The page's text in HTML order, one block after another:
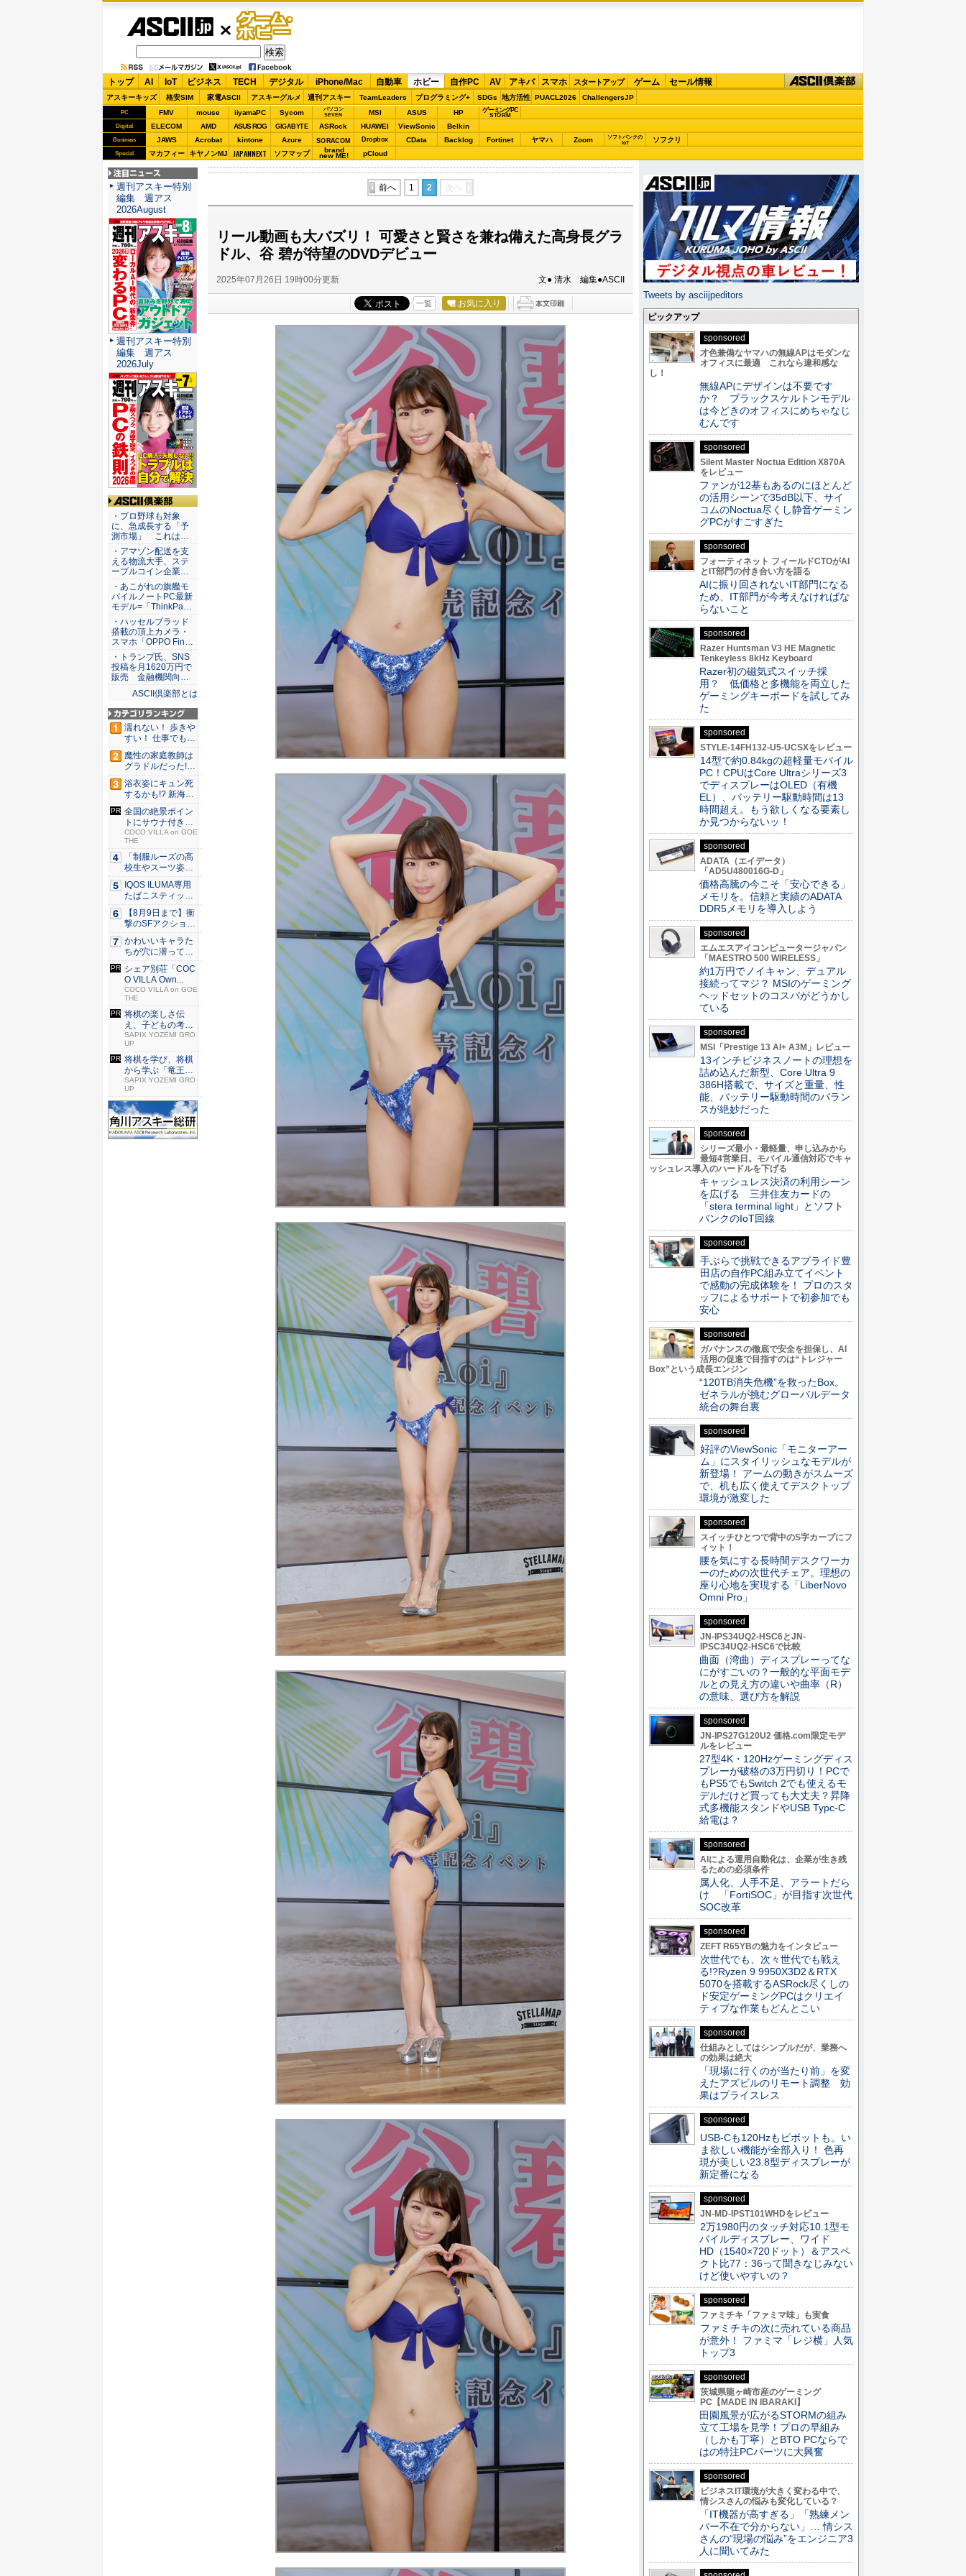
ゲーム・
ホビー
トップ AI IoT ビジネス TECH デジタル iPhone/Mac 自動車 ホビー 自作PC AV アキバ スマホ スタートアップ ゲーム セール情報
アスキーキッズ 格安SIM 家電ASCII アスキーグルメ 週刊アスキー TeamLeaders プログラミング+ SDGs 地方活性 PUACL2026 ChallengersJP
PC FMV mouse iiyamaPC Sycom
パソコン
SEVEN
MSI ASUS HP ゲーミングPC
STORM
Digital ELECOM AMD ASUS ROG GIGABYTE ASRock HUAWEI ViewSonic Belkin
Business JAWS Acrobat kintone Azure SORACOM Dropbox CData Backlog Fortinet ヤマハ Zoom
ソフトバンクの
IoT
ソフクリ
Special マカフィー キヤノンMJ JAPANNEXT ソフマップ brand
new ME! pCloud
前へ 1 2 次へ
リール動画も大バズリ！ 可愛さと賢さを兼ね備えた高身長グラ
ドル、谷 碧が待望のDVDデビュー
2025年07月26日 19時00分更新 文● 清水 編集●ASCII
一覧 お気に入り
注目ニュース
週刊アスキー特別
編集 週アス
2026August
週刊アスキー特別
編集 週アス
2026July
ASCII倶楽部
・プロ野球も対象
に、急成長する「予
測市場」 これは…
・アマゾン配送を支
える物流大手、ステ
ーブルコイン企業…
・あこがれの旗艦モ
バイルノートPC最新
モデル=「ThinkPa…
・ハッセルブラッド
搭載の頂上カメラ・
スマホ「OPPO Fin…
・トランプ氏、SNS
投稿を月1620万円で
販売 金融機関向…
ASCII倶楽部とは
濡れない！ 歩きや
すい！ 仕事でも履
ける...
魔性の家庭教師は
グラドルだった!?
村雨...
浴衣姿にキュン死
するかも!? 新海ま
きが...
全国の絶景ポイン
トにサウナ付きの
シェア別...
COCO VILLA on GOE
THE
「制服ルーズの高
校生やスーツ姿の
OLを演...
IQOS ILUMA専用
たばこスティッ
ク...
【8月9日まで】衝
撃のSFアクション
『G...
かわいいキャラた
ちが穴に潜ってひ
どい目に...
シェア別荘「COC
O VILLA Own...
COCO VILLA on GOE
THE
将棋の楽しさ伝
え、子どもの考え
る力育む「...
SAPIX YOZEMI GRO
UP
将棋を学び、将棋
から学ぶ「竜王セ
ッション...
SAPIX YOZEMI GRO
UP
Tweets by asciijpeditors
ピックアップ
sponsored
才色兼備なヤマハの無線APはモダンな
オフィスに最適 これなら違和感な
し！
無線APにデザインは不要です
か？ ブラックスケルトンモデル
は今どきのオフィスにめちゃなじ
むんです
sponsored
Silent Master Noctua Edition X870A
をレビュー
ファンが12基もあるのにほとんど
の活用シーンで35dB以下、サイ
コムのNoctua尽くし静音ゲーミン
グPCがすごすぎた
sponsored
フォーティネット フィールドCTOがAI
とIT部門の付き合い方を語る
AIに振り回されないIT部門になる
ため、IT部門が今考えなければな
らないこと
sponsored
Razer Huntsman V3 HE Magnetic
Tenkeyless 8kHz Keyboard
Razer初の磁気式スイッチ採
用？ 低価格と多機能を両立した
ゲーミングキーボードを試してみ
た
sponsored
STYLE-14FH132-U5-UCSXをレビュー
14型で約0.84kgの超軽量モバイル
PC！CPUはCore Ultraシリーズ3
でディスプレーはOLED（有機
EL）、バッテリー駆動時間は13
時間超え。もう欲しくなる要素し
か見つからないッ！
sponsored
ADATA（エイデータ）
「AD5U480016G-D」
価格高騰の今こそ「安心できる」
メモリを。信頼と実績のADATA
DDR5メモリを導入しよう
sponsored
エムエスアイコンピュータージャパン
「MAESTRO 500 WIRELESS」
約1万円でノイキャン、デュアル
接続ってマジ？ MSIのゲーミング
ヘッドセットのコスパがどうかし
ている
sponsored
MSI「Prestige 13 AI+ A3M」レビュー
13インチビジネスノートの理想を
詰め込んだ新型、Core Ultra 9
386H搭載で、サイズと重量、性
能、バッテリー駆動時間のバラン
スが絶妙だった
sponsored
シリーズ最小・最軽量、申し込みから
最短4営業日。モバイル通信対応でキャ
ッシュレス導入のハードルを下げる
キャッシュレス決済の利用シーン
を広げる 三井住友カードの
「stera terminal light」とソフト
バンクのIoT回線
sponsored
手ぶらで挑戦できるアプライド豊
田店の自作PC組み立てイベント
で感動の完成体験を！ プロのスタ
ッフによるサポートで初参加でも
安心
sponsored
ガバナンスの徹底で安全を担保し、AI
活用の促進で目指すのは“トレジャー
Box”という成長エンジン
“120TB消失危機”を救ったBox。
ゼネラルが挑むグローバルデータ
統合の舞台裏
sponsored
好評のViewSonic「モニターアー
ム」にスタイリッシュなモデルが
新登場！ アームの動きがスムーズ
で、机も広く使えてデスクトップ
環境が激変した
sponsored
スイッチひとつで背中のS字カーブにフ
ィット！
腰を気にする長時間デスクワーカ
ーのための次世代チェア。理想の
座り心地を実現する「LiberNovo
Omni Pro」
sponsored
JN-IPS34UQ2-HSC6とJN-
IPSC34UQ2-HSC6で比較
曲面（湾曲）ディスプレーってな
にがすごいの？一般的な平面モデ
ルとの見え方の違いや曲率（R）
の意味、選び方を解説
sponsored
JN-IPS27G120U2 価格.com限定モデ
ルをレビュー
27型4K・120Hzゲーミングディス
プレーが破格の3万円切り！PCで
もPS5でもSwitch 2でも使えるモ
デルだけど買っても大丈夫？昇降
式多機能スタンドやUSB Typc-C
給電は？
sponsored
AIによる運用自動化は、企業が生き残
るための必須条件
属人化、人手不足、アラートだら
け 「FortiSOC」が目指す次世代
SOC改革
sponsored
ZEFT R65YBの魅力をインタビュー
次世代でも、次々世代でも戦え
る!?Ryzen 9 9950X3D2＆RTX
5070を搭載するASRock尽くしの
ド安定ゲーミングPCはクリエイ
ティブな作業もどんとこい
sponsored
仕組みとしてはシンプルだが、業務へ
の効果は絶大
「現場に行くのが当たり前」を変
えたアズビルのリモート調整 効
果はプライスレス
sponsored
USB-Cも120Hzもピボットも。い
ま欲しい機能が全部入り！ 色再
現が美しい23.8型ディスプレーが
新定番になる
sponsored
JN-MD-IPST101WHDをレビュー
2万1980円のタッチ対応10.1型モ
バイルディスプレー、ワイド
HD（1540×720ドット）＆アスペ
クト比77：36って聞きなじみない
けど使いやすいの？
sponsored
ファミチキ「ファミマ味」も実食
ファミチキの次に売れている商品
が意外！ ファミマ「レジ横」人気
トップ3
sponsored
茨城県龍ヶ崎市産のゲーミング
PC【MADE IN IBARAKI】
田園風景が広がるSTORMの組み
立て工場を見学！プロの早組み
（しかも丁寧）とBTO PCならで
はの特注PCパーツに大興奮
sponsored
ビジネスIT環境が大きく変わる中で、
情シスさんの悩みも変化している？
「IT機器が高すぎる」「熟練メン
バー不在で分からない」… 情シス
さんの“現場の悩み”をエンジニア3
人に聞いてみた